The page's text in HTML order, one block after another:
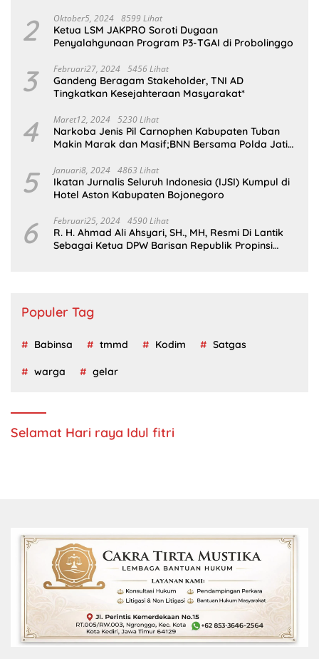
2 Oktober5, 2024 8599 Lihat
Ketua LSM JAKPRO Soroti Dugaan
Penyalahgunaan Program P3-TGAI di Probolinggo
3 Februari27, 2024 5456 Lihat
Gandeng Beragam Stakeholder, TNI AD
Tingkatkan Kesejahteraan Masyarakat*
4 Maret12, 2024 5230 Lihat
Narkoba Jenis Pil Carnophen Kabupaten Tuban
Makin Marak dan Masif;BNN Bersama Polda Jatim
5 Januari8, 2024 4863 Lihat
Ikatan Jurnalis Seluruh Indonesia (IJSI) Kumpul di
Hotel Aston Kabupaten Bojonegoro
6 Februari25, 2024 4590 Lihat
R. H. Ahmad Ali Ahsyari, SH., MH, Resmi Di Lantik
Sebagai Ketua DPW Barisan Republik Propinsi
Populer Tag
Babinsa tmmd Kodim Satgas
warga gelar
Selamat Hari raya Idul fitri